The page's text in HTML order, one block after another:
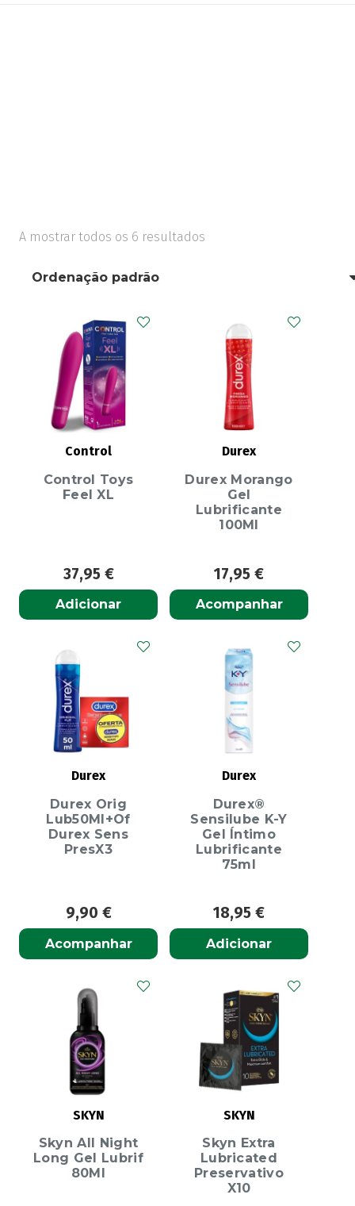
A mostrar todos os 6 resultados
Control
Control Toys
Feel XL
37,95 €
Adicionar
Durex
Durex Morango
Gel
Lubrificante
100Ml
17,95 €
Acompanhar
Durex
Durex Orig
Lub50Ml+Of
Durex Sens
PresX3
9,90 €
Acompanhar
Durex
Durex®
Sensilube K-Y
Gel Íntimo
Lubrificante
75ml
18,95 €
Adicionar
SKYN
Skyn All Night
Long Gel Lubrif
80Ml
SKYN
Skyn Extra
Lubricated
Preservativo
X10